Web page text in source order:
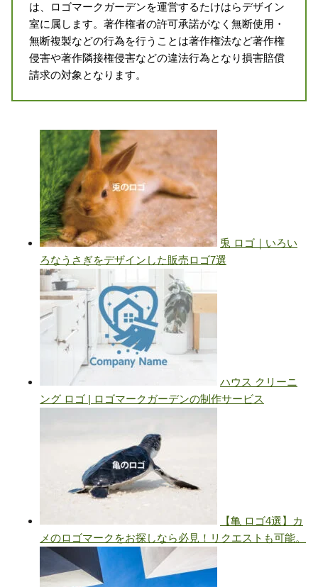
は、ロゴマークガーデンを運営するたけはらデザイン
室に属します。著作権者の許可承諾がなく無断使用・
無断複製などの行為を行うことは著作権法など著作権
侵害や著作隣接権侵害などの違法行為となり損害賠償
請求の対象となります。